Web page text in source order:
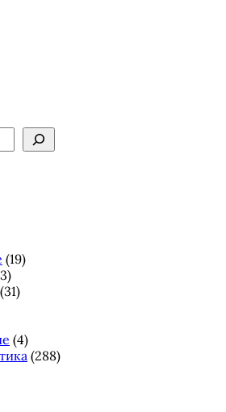
(19)
(31)
(4)
(288)